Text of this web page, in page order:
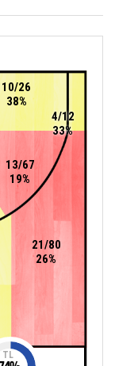
13/67
19%
10/26
38%
21/80
26%
4/12
33%
TL